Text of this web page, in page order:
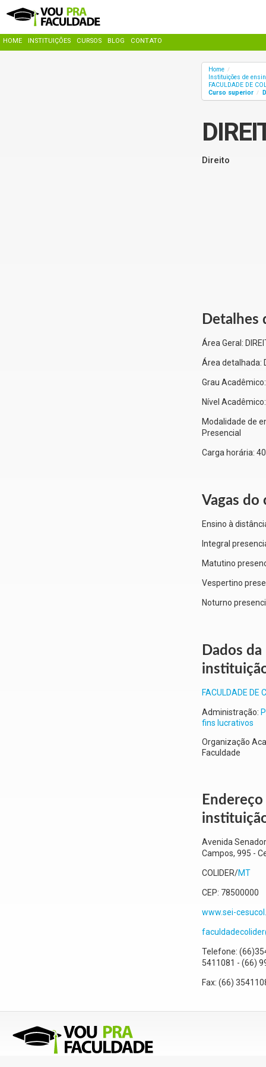
HOME INSTITUIÇÕES CURSOS BLOG CONTATO
Home /
Instituições de
FACULDADE DE
Curso superior /
Direito
Detalhes
Área Geral:
Área detalhada:
Grau
Nível
Modalidade de
Presencial
Carga horária:
Vagas do
Ensino à
Integral
Matutino
Vespertino
Noturno
Dados da
FACULDADE DE
Administração:
fins lucrativos
Organização
Faculdade
Endereço
Avenida
Campos, 995 -
COLIDER/MT
CEP: 78500000
www.sei-
Telefone:
5411081 - (66)
Fax: (66)